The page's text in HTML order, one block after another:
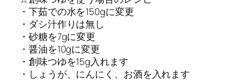
・下茹での水を150gに変更
・ダシ汁作りは無し
・砂糖を7gに変更
・醤油を10gに変更
・創味つゆを15g入れます
・しょうが、にんにく、お酒を入れます